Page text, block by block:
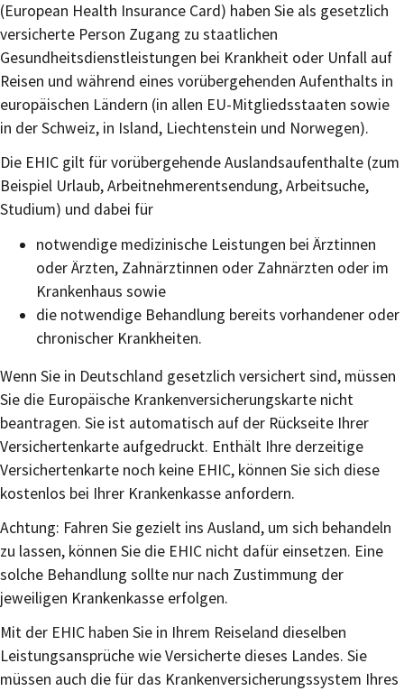
(European Health Insurance Card) haben Sie als gesetzlich
versicherte Person Zugang zu staatlichen
Gesundheitsdienstleistungen bei Krankheit oder Unfall auf
Reisen und während eines vorübergehenden Aufenthalts in
europäischen Ländern (in allen EU-Mitgliedsstaaten sowie
in der Schweiz, in Island, Liechtenstein und Norwegen).
Die EHIC gilt für vorübergehende Auslandsaufenthalte (zum
Beispiel Urlaub, Arbeitnehmerentsendung, Arbeitsuche,
Studium) und dabei für
notwendige medizinische Leistungen bei Ärztinnen
oder Ärzten, Zahnärztinnen oder Zahnärzten oder im
Krankenhaus sowie
die notwendige Behandlung bereits vorhandener oder
chronischer Krankheiten.
Wenn Sie in Deutschland gesetzlich versichert sind, müssen
Sie die Europäische Krankenversicherungskarte nicht
beantragen. Sie ist automatisch auf der Rückseite Ihrer
Versichertenkarte aufgedruckt. Enthält Ihre derzeitige
Versichertenkarte noch keine EHIC, können Sie sich diese
kostenlos bei Ihrer Krankenkasse anfordern.
Achtung: Fahren Sie gezielt ins Ausland, um sich behandeln
zu lassen, können Sie die EHIC nicht dafür einsetzen. Eine
solche Behandlung sollte nur nach Zustimmung der
jeweiligen Krankenkasse erfolgen.
Mit der EHIC haben Sie in Ihrem Reiseland dieselben
Leistungsansprüche wie Versicherte dieses Landes. Sie
müssen auch die für das Krankenversicherungssystem Ihres